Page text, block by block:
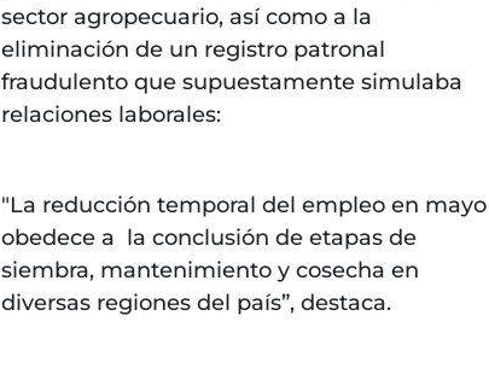
sector agropecuario, así como a la
eliminación de un registro patronal
fraudulento que supuestamente simulaba
relaciones laborales:
"La reducción temporal del empleo en mayo
obedece a la conclusión de etapas de
siembra, mantenimiento y cosecha en
diversas regiones del país”, destaca.